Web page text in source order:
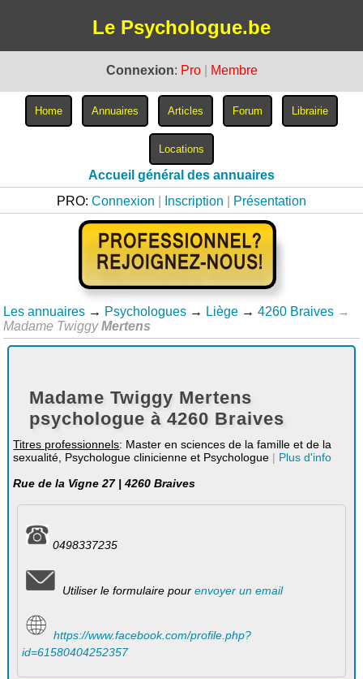
Le Psychologue.be
Connexion: Pro Membre
Accueil général des annuaires
PRO: Connexion Inscription Présentation
Les annuaires → Psychologues → Liège → 4260 Braives →
Madame TwiggyMertens
Madame Twiggy Mertens
psychologue à 4260 Braives
Titres professionnels: Master en sciences de la famille et de la
sexualité, Psychologue clinicienne et Psychologue | Plus d'info
Rue de la Vigne 27 | 4260 Braives
0498337235
Utiliser le formulaire pour envoyer un email
https://www.facebook.com/profile.php?
id=61580404252357